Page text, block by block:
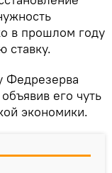
в прошлом году
ставку.
Федрезерва
его чуть
экономики.